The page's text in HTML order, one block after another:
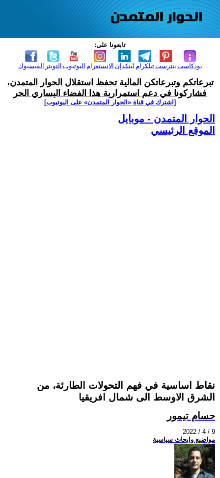
تابعونا على:
الفيسبوك التويتر اليوتيوب الانستغرام لينكدإن تيلكرامبنترست بودكاست
تبرعاتكم وتبرعاتكن المالية تحفظ استقلال الحوار المتمدن،
فشاركونا في دعم استمرارية هذا الفضاء اليساري الحر
[اشترك في قناة ‫«الحوار المتمدن» على اليوتيوب]
الحوار المتمدن - موبايل
الموقع الرئيسي
نقاط اساسية في فهم التحولات الطارئة، من
الشرق الاوسط الى شمال افريقيا
حسام تيمور
2022 / 4 / 9
مواضيع وابحاث سياسية